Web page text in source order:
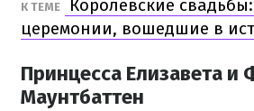
К ТЕМЕ
Королевские
церемонии, вошедшие в
Принцесса Елизавета и
Маунтбаттен